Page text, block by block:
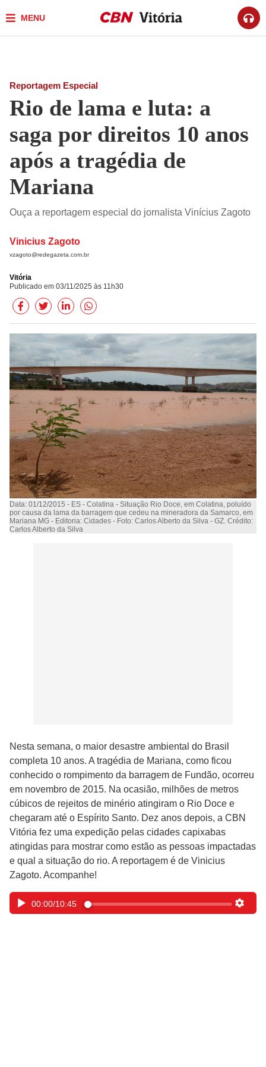
MENU
Reportagem Especial
Rio de lama e luta: a
saga por direitos 10 anos
após a tragédia de
Mariana
Ouça a reportagem especial do jornalista Vinícius Zagoto
Vinicius Zagoto
vzagoto@redegazeta.com.br
Vitória
Publicado em 03/11/2025 às 11h30
Data: 01/12/2015 - ES - Colatina - Situação Rio Doce, em Colatina, poluído
por causa da lama da barragem que cedeu na mineradora da Samarco, em
Mariana MG - Editoria: Cidades - Foto: Carlos Alberto da Silva - GZ. Crédito:
Carlos Alberto da Silva
Nesta semana, o maior desastre ambiental do Brasil
completa 10 anos. A tragédia de Mariana, como ficou
conhecido o rompimento da barragem de Fundão, ocorreu
em novembro de 2015. Na ocasião, milhões de metros
cúbicos de rejeitos de minério atingiram o Rio Doce e
chegaram até o Espírito Santo. Dez anos depois, a CBN
Vitória fez uma expedição pelas cidades capixabas
atingidas para mostrar como estão as pessoas impactadas
e qual a situação do rio. A reportagem é de Vinicius
Zagoto. Acompanhe!
00:00/10:45